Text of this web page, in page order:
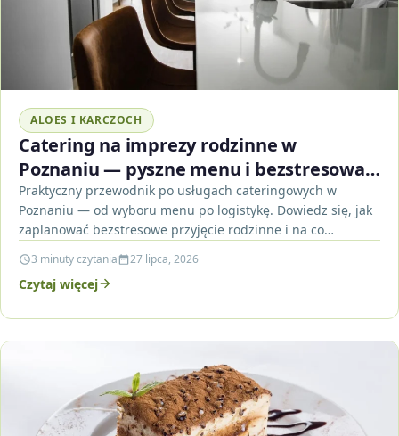
ALOES I KARCZOCH
Catering na imprezy rodzinne w
Poznaniu — pyszne menu i bezstresowa
organizacja
Praktyczny przewodnik po usługach cateringowych w
Poznaniu — od wyboru menu po logistykę. Dowiedz się, jak
zaplanować bezstresowe przyjęcie rodzinne i na co
3 minuty czytania 27 lipca, 2026
Czytaj więcej